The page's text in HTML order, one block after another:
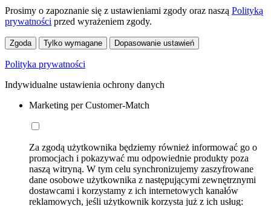
Prosimy o zapoznanie się z ustawieniami zgody oraz naszą Polityką
prywatności przed wyrażeniem zgody.
Zgoda Tylko wymagane Dopasowanie ustawień
Polityka prywatności
Indywidualne ustawienia ochrony danych
Marketing per Customer-Match
Za zgodą użytkownika będziemy również informować go o
promocjach i pokazywać mu odpowiednie produkty poza
naszą witryną. W tym celu synchronizujemy zaszyfrowane
dane osobowe użytkownika z następującymi zewnętrznymi
dostawcami i korzystamy z ich internetowych kanałów
reklamowych, jeśli użytkownik korzysta już z ich usług: